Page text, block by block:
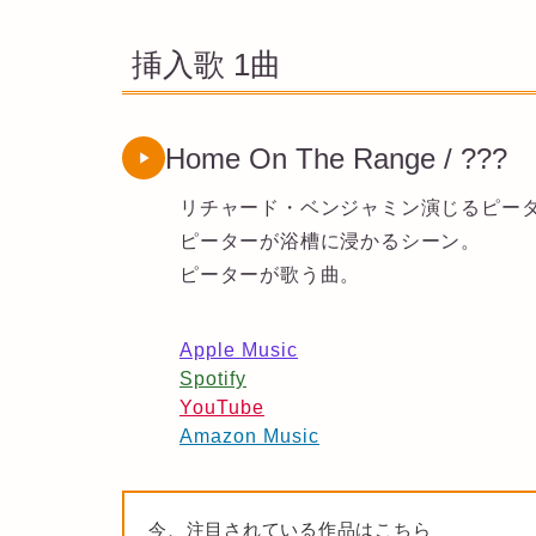
挿入歌 1曲
Home On The Range / ???
リチャード・ベンジャミン演じるピー
ピーターが浴槽に浸かるシーン。
ピーターが歌う曲。
Apple Music
Spotify
YouTube
Amazon Music
今、注目されている作品はこちら